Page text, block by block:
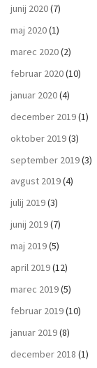
junij 2020(7)
maj 2020(1)
marec 2020(2)
februar 2020(10)
januar 2020(4)
december 2019(1)
oktober 2019(3)
september 2019(3)
avgust 2019(4)
julij 2019(3)
junij 2019(7)
maj 2019(5)
april 2019(12)
marec 2019(5)
februar 2019(10)
januar 2019(8)
december 2018 (1)